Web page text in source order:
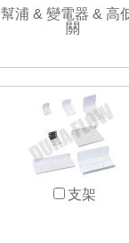
幫浦 & 變電器 & 高
關
支架